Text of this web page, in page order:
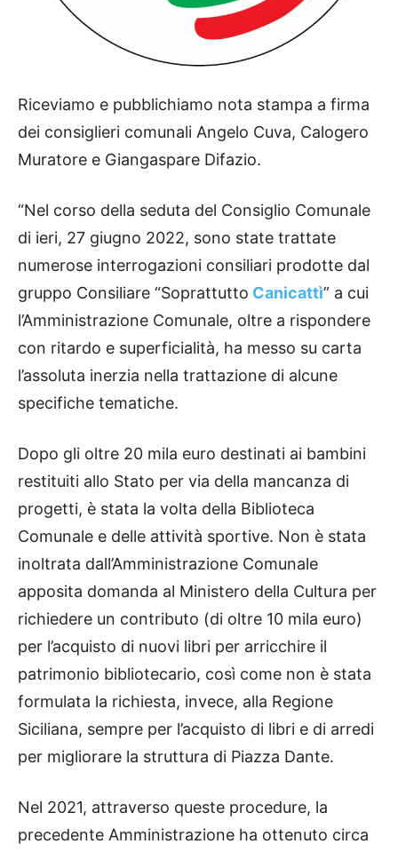
Riceviamo e pubblichiamo nota stampa a firma
dei consiglieri comunali Angelo Cuva, Calogero
Muratore e Giangaspare Difazio.
“Nel corso della seduta del Consiglio Comunale
di ieri, 27 giugno 2022, sono state trattate
numerose interrogazioni consiliari prodotte dal
gruppo Consiliare “Soprattutto Canicattì” a cui
l’Amministrazione Comunale, oltre a rispondere
con ritardo e superficialità, ha messo su carta
l’assoluta inerzia nella trattazione di alcune
specifiche tematiche.
Dopo gli oltre 20 mila euro destinati ai bambini
restituiti allo Stato per via della mancanza di
progetti, è stata la volta della Biblioteca
Comunale e delle attività sportive. Non è stata
inoltrata dall’Amministrazione Comunale
apposita domanda al Ministero della Cultura per
richiedere un contributo (di oltre 10 mila euro)
per l’acquisto di nuovi libri per arricchire il
patrimonio bibliotecario, così come non è stata
formulata la richiesta, invece, alla Regione
Siciliana, sempre per l’acquisto di libri e di arredi
per migliorare la struttura di Piazza Dante.
Nel 2021, attraverso queste procedure, la
precedente Amministrazione ha ottenuto circa